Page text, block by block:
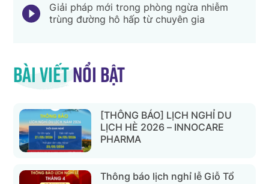
Giải pháp mới trong phòng ngừa nhiễm
trùng đường hô hấp từ chuyên gia
Bài viếtnổi bật
[THÔNG BÁO] LỊCH NGHỈ DU
LỊCH HÈ 2026 – INNOCARE
PHARMA
Thông báo lịch nghỉ lễ Giỗ Tổ